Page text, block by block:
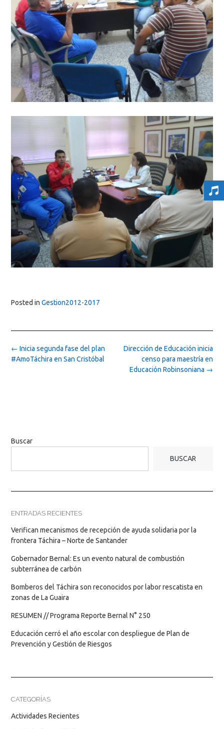
Posted in Gestion2012-2017
Post
navigation
Dirección de Educación inicia
censo para maestría en
Educación Robinsoniana →
← Inicia segunda fase del plan
#AmoTáchira en San Cristóbal
Buscar
BUSCAR
ENTRADAS RECIENTES
Verifican mecanismos de recepción de ayuda solidaria por la
frontera Táchira – Norte de Santander
Gobernador Bernal: Es un evento natural de combustión
subterránea de carbón
Bomberos del Táchira son reconocidos por labor rescatista en
zonas de La Guaira
RESUMEN // Programa Reporte Bernal N° 250
Educación cerró el año escolar con despliegue de Plan de
Prevención y Gestión de Riesgos
CATEGORÍAS
Actividades Recientes